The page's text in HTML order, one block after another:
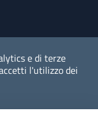
e di terze
l'utilizzo dei